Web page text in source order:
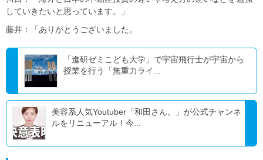
していきたいと思っています。」
藤井：「ありがとうございました。
「進研ゼミこども大学」で宇宙飛行士が宇宙から
授業を行う「無重力ライ...
美容系人気Youtuber「和田さん。」が公式チャンネ
ルをリニューアル！今...